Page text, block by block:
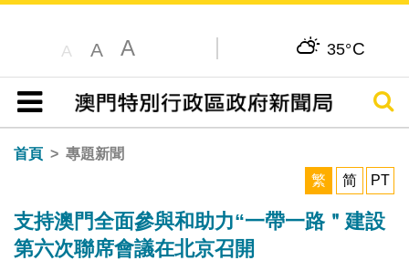
A A A 35°C
目錄
搜尋
首頁
專題新聞
繁
简 PT
支持澳門全面參與和助力“一帶一路＂建設
第六次聯席會議在北京召開